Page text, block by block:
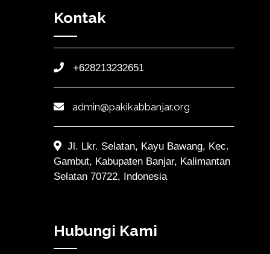
Kontak
+628213232651
admin@pakikabbanjar.org
Jl. Lkr. Selatan, Kayu Bawang, Kec.
Gambut, Kabupaten Banjar, Kalimantan
Selatan 70722, Indonesia
Hubungi Kami